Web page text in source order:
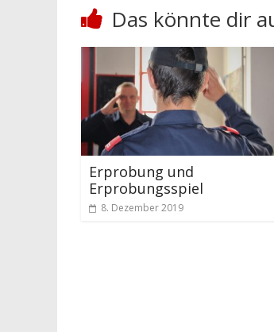
Das könnte dir
Erprobung und
Erprobungsspiel
8. Dezember 2019